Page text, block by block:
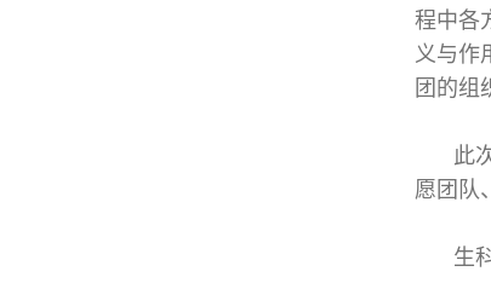
程中各
义与作
团的组
此
愿团队
生